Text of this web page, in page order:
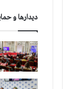
دیدارها و